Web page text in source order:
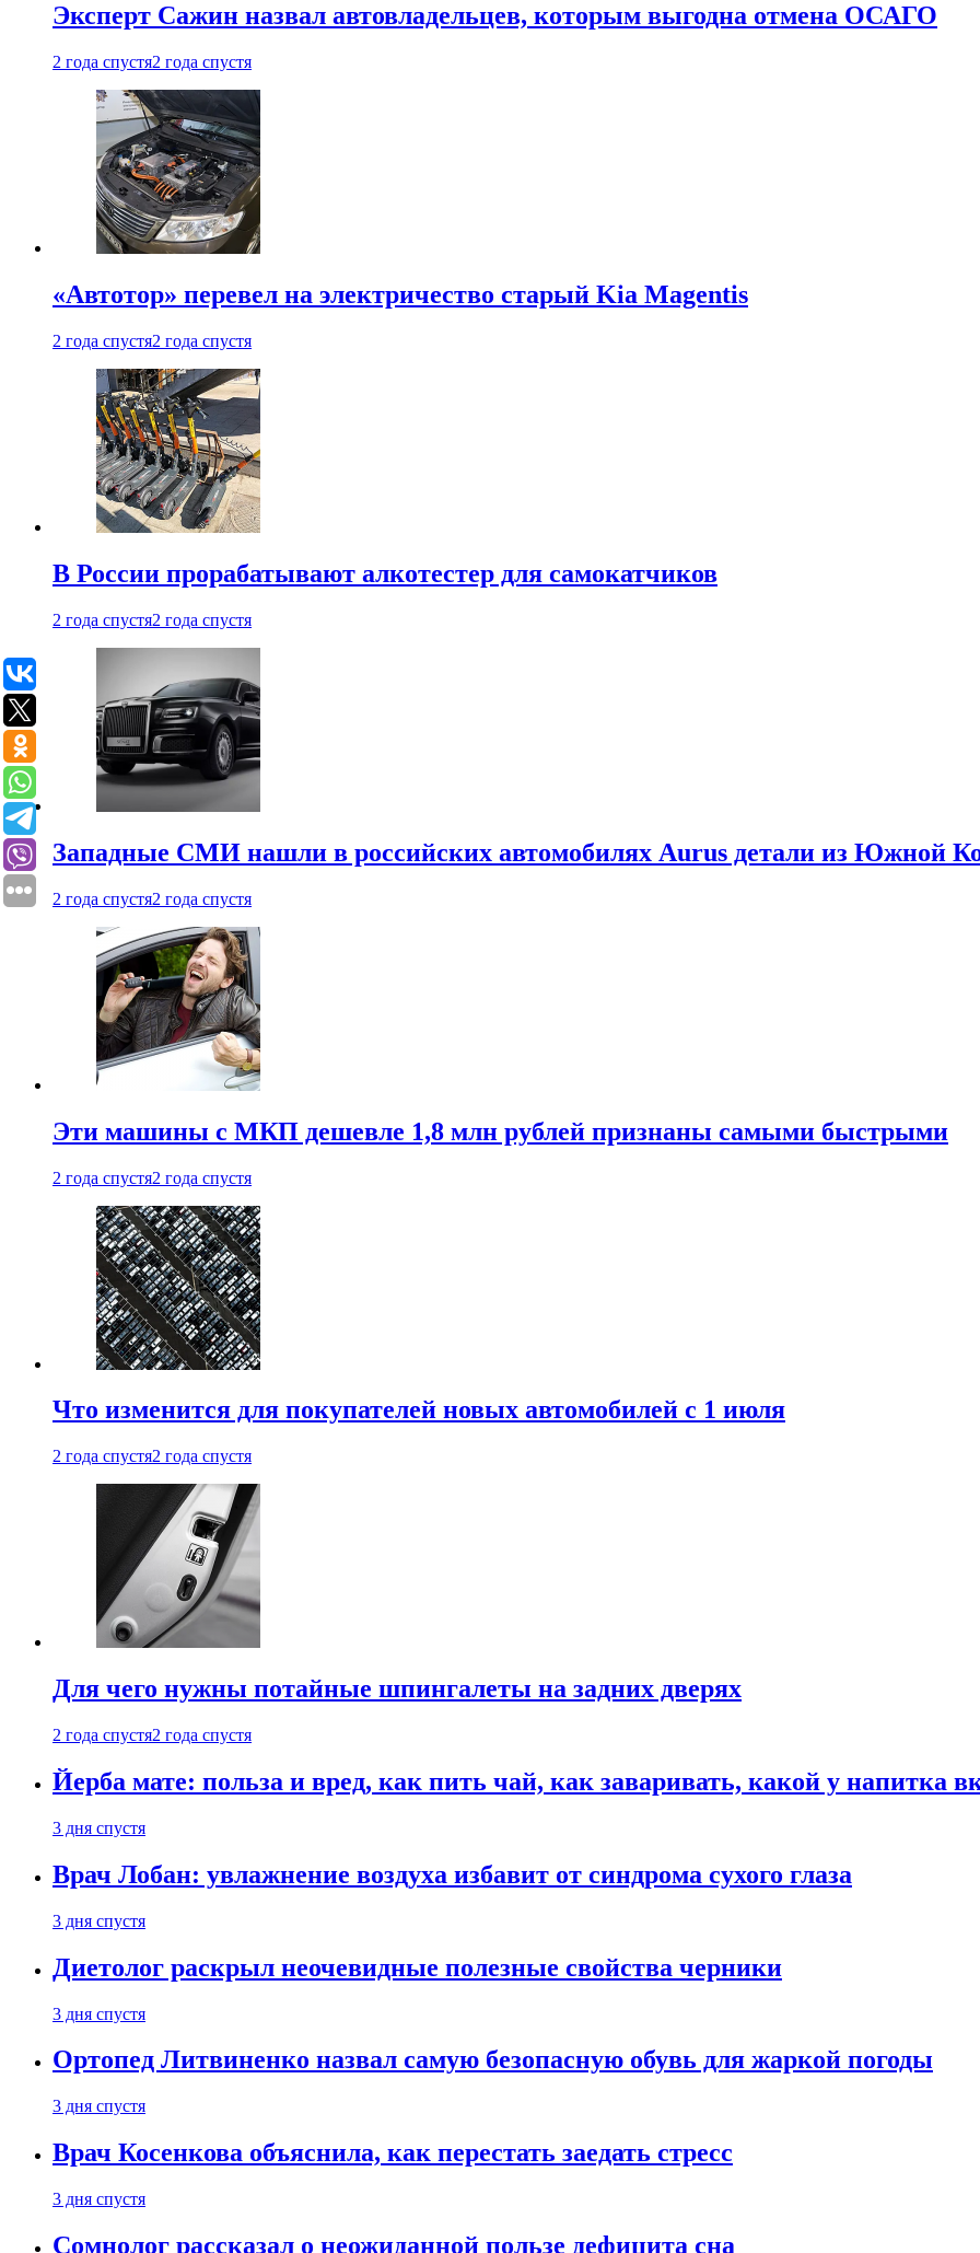
Эксперт Сажин назвал автовладельцев, которым выгодна отмена ОСАГО
2 года спустя2 года спустя
«Автотор» перевел на электричество старый Kia Magentis
2 года спустя2 года спустя
В России прорабатывают алкотестер для самокатчиков
2 года спустя2 года спустя
Западные СМИ нашли в российских автомобилях Aurus детали из Южной
2 года спустя2 года спустя
Эти машины с МКП дешевле 1,8 млн рублей признаны самыми быстрыми
2 года спустя2 года спустя
Что изменится для покупателей новых автомобилей с 1 июля
2 года спустя2 года спустя
Для чего нужны потайные шпингалеты на задних дверях
2 года спустя2 года спустя
Йерба мате: польза и вред, как пить чай, как заваривать, какой у напитка
3 дня спустя
Врач Лобан: увлажнение воздуха избавит от синдрома сухого глаза
3 дня спустя
Диетолог раскрыл неочевидные полезные свойства черники
3 дня спустя
Ортопед Литвиненко назвал самую безопасную обувь для жаркой погоды
3 дня спустя
Врач Косенкова объяснила, как перестать заедать стресс
3 дня спустя
Сомнолог рассказал о неожиданной пользе дефицита сна